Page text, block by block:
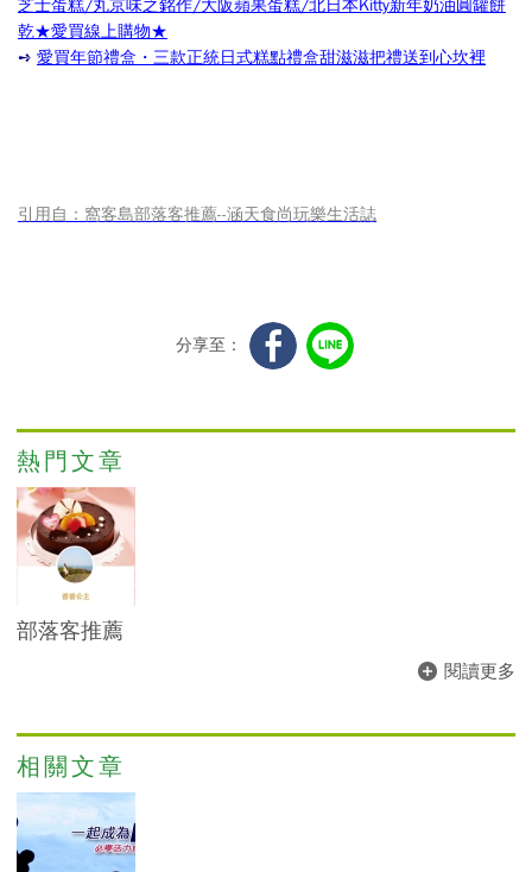
芝士蛋糕/丸京味之銘作/大阪蘋果蛋糕/北日本Kitty新年奶油圓罐餅
乾★愛買線上購物★
➺ 愛買年節禮盒・三款正統日式糕點禮盒甜滋滋把禮送到心坎裡
引用自： 窩客島部落客推薦--涵天食尚玩樂生活誌
分享至：
熱門文章
部落客推薦
閱讀更多
相關文章